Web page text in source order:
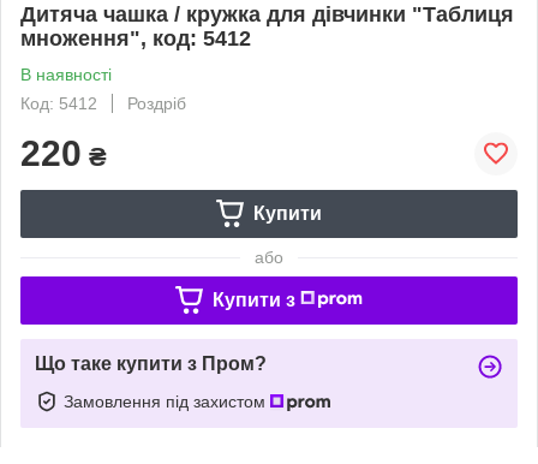
Дитяча чашка / кружка для дівчинки "Таблиця
множення", код: 5412
В наявності
Код: 5412
Роздріб
220 ₴
Купити
або
Купити з
Що таке купити з Пром?
Замовлення під захистом